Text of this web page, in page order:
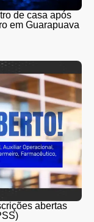
de casa após
em Guarapuava
abertas